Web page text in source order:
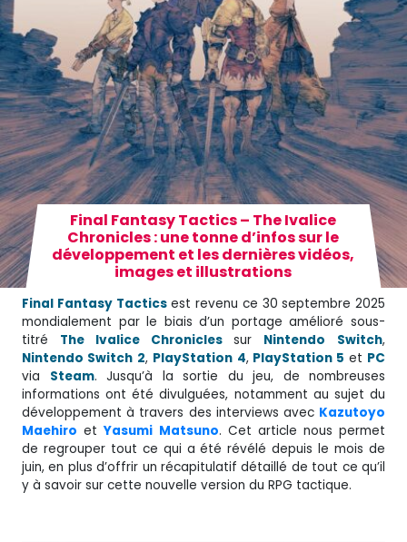
Final Fantasy Tactics – The Ivalice
Chronicles : une tonne d’infos sur le
développement et les dernières vidéos,
images et illustrations
Final Fantasy Tacticsest revenu ce 30 septembre 2025
mondialement par le biais d’un portage amélioré sous-
titré The Ivalice Chroniclessur Nintendo Switch,
Nintendo Switch 2, PlayStation 4, PlayStation 5 et PC
via Steam. Jusqu’à la sortie du jeu, de nombreuses
informations ont été divulguées, notamment au sujet du
développement à travers des interviews avec Kazutoyo
Maehiro et Yasumi Matsuno. Cet article nous permet
de regrouper tout ce qui a été révélé depuis le mois de
juin, en plus d’offrir un récapitulatif détaillé de tout ce qu’il
y à savoir sur cette nouvelle version du RPG tactique.